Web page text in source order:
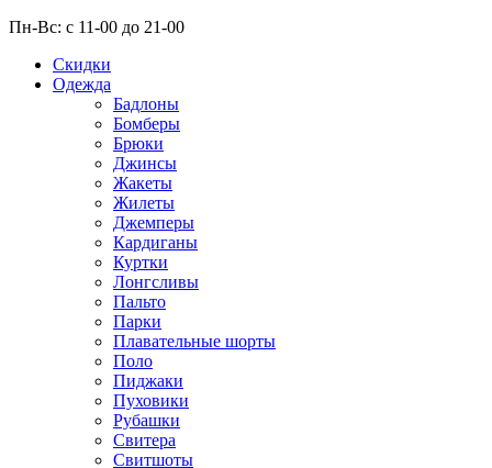
Пн-Вс: с 11-00 до 21-00
Скидки
Одежда
Бадлоны
Бомберы
Брюки
Джинсы
Жакеты
Жилеты
Джемперы
Кардиганы
Куртки
Лонгсливы
Пальто
Парки
Плавательные шорты
Поло
Пиджаки
Пуховики
Рубашки
Свитера
Свитшоты